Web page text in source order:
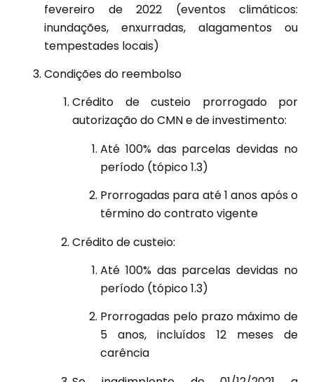
fevereiro de 2022 (eventos climáticos:
inundações, enxurradas, alagamentos ou
tempestades locais)
Condições do reembolso
Crédito de custeio prorrogado por
autorização do CMN e de investimento:
Até 100% das parcelas devidas no
período (tópico 1.3)
Prorrogadas para até 1 anos após o
término do contrato vigente
Crédito de custeio:
Até 100% das parcelas devidas no
período (tópico 1.3)
Prorrogadas pelo prazo máximo de
5 anos, incluídos 12 meses de
carência